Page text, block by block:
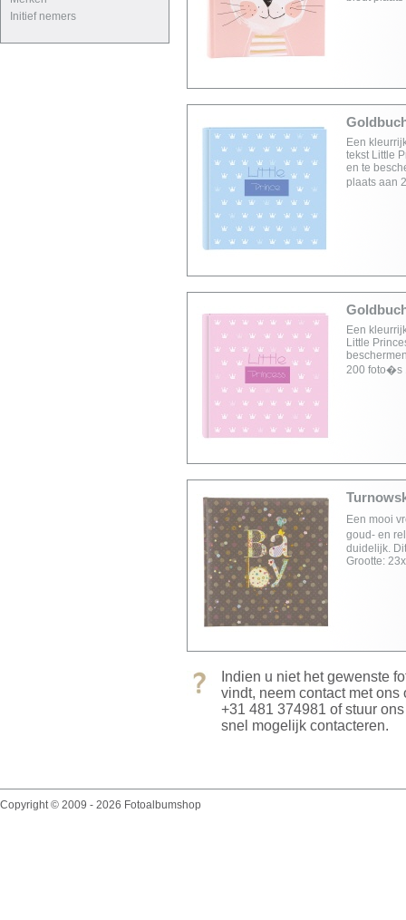
Initief nemers
Een
tekst Little
en te
plaats aan
Een
Little
200 foto�s
Een mooi
goud- en
duidelijk.
Grootte:
Indien u niet het gewenste
vindt, neem contact met
+31 481 374981 of stuur
snel mogelijk contacteren.
Copyright © 2009 - 2026 Fotoalbumshop